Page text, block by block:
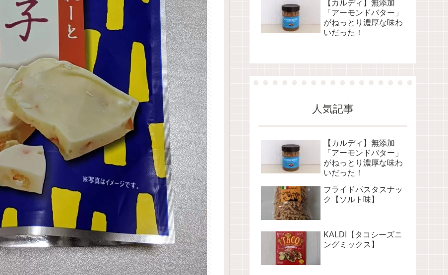
【カルディ】無添加
「アーモンドバター」
がねっとり濃厚な味わ
いだった！
人気記事
【カルディ】無添加
「アーモンドバター」
がねっとり濃厚な味わ
いだった！
フライドパスタスナッ
ク【ソルト味】
KALDI【タコシーズニ
ングミックス】